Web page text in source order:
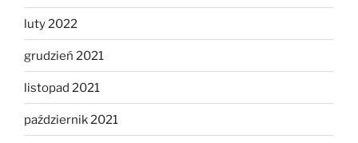
luty 2022
grudzień 2021
listopad 2021
październik 2021